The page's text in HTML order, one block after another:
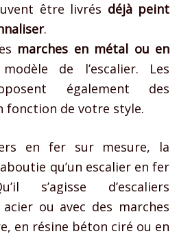
être livrés déjà peint
.
marches en métal ou en
de l’escalier. Les
également des
fonction de votre style.
en fer sur mesure, la
qu’un escalier en fer
s’agisse d’escaliers
ou avec des marches
en résine béton ciré ou en